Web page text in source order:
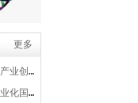
更多
创...
国...